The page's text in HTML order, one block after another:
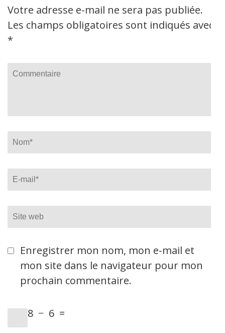
Votre adresse e-mail ne sera pas publiée.
Les champs obligatoires sont indiqués avec
*
Commentaire
Name
Email*
Site
web
Enregistrer mon nom, mon e-mail et
mon site dans le navigateur pour mon
prochain commentaire.
8 − 6 =